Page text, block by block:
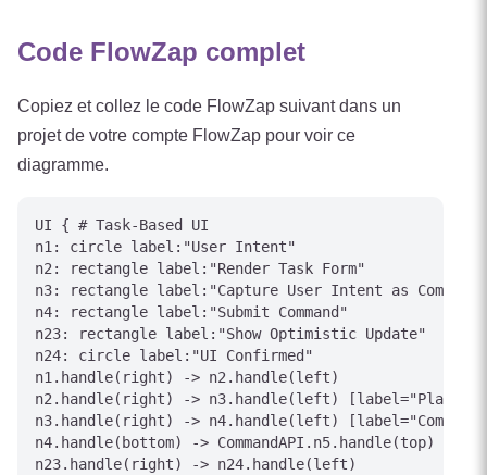
Code FlowZap complet
Copiez et collez le code FlowZap suivant dans un
projet de votre compte FlowZap pour voir ce
diagramme.
UI { # Task-Based UI
n1: circle label:"User Intent"
n2: rectangle label:"Render Task Form"
n3: rectangle label:"Capture User Intent as Command"
n4: rectangle label:"Submit Command"
n23: rectangle label:"Show Optimistic Update"
n24: circle label:"UI Confirmed"
n1.handle(right) -> n2.handle(left)
n2.handle(right) -> n3.handle(left)
n3.handle(right) -> n4.handle(left) [label="Command
n4.handle(bottom) -> CommandAPI.n5.handle(top)
n23.handle(right) -> n24.handle(left)